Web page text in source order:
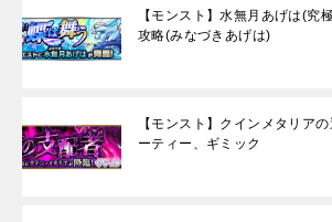
【モンスト】水無月あげは(究
攻略(みなづきあげは)
【モンスト】クインメタリア
ーティー、ギミック